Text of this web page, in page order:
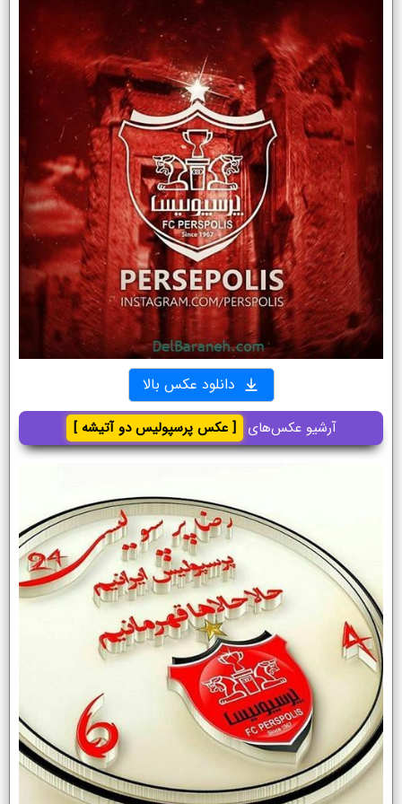
دانلود عکس بالا
آرشیو عکس‌های [ عکس پرسپولیس دو آتیشه ]